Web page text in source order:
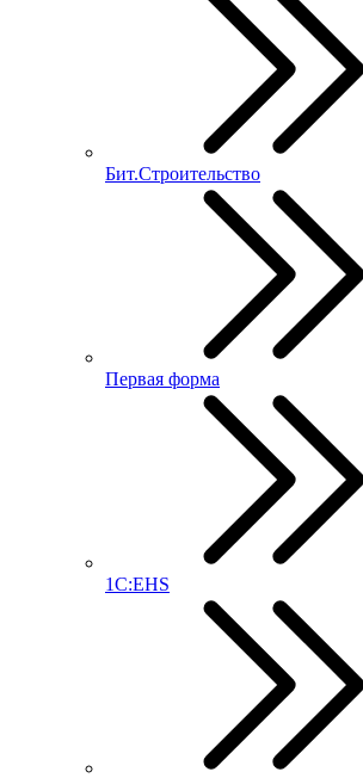
Бит.Строительство
Первая форма
1С:EHS